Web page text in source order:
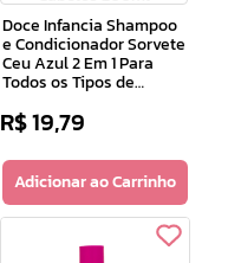
Doce Infancia Shampoo
e Condicionador Sorvete
Ceu Azul 2 Em 1 Para
Todos os Tipos de
R$19,79
Adicionar ao Carrinho